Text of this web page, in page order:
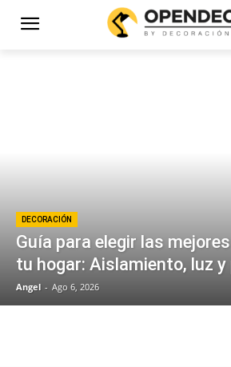
DECORACIÓN
Guía para elegir las
tu hogar: Aislamiento, luz
Angel - Ago 6, 2026